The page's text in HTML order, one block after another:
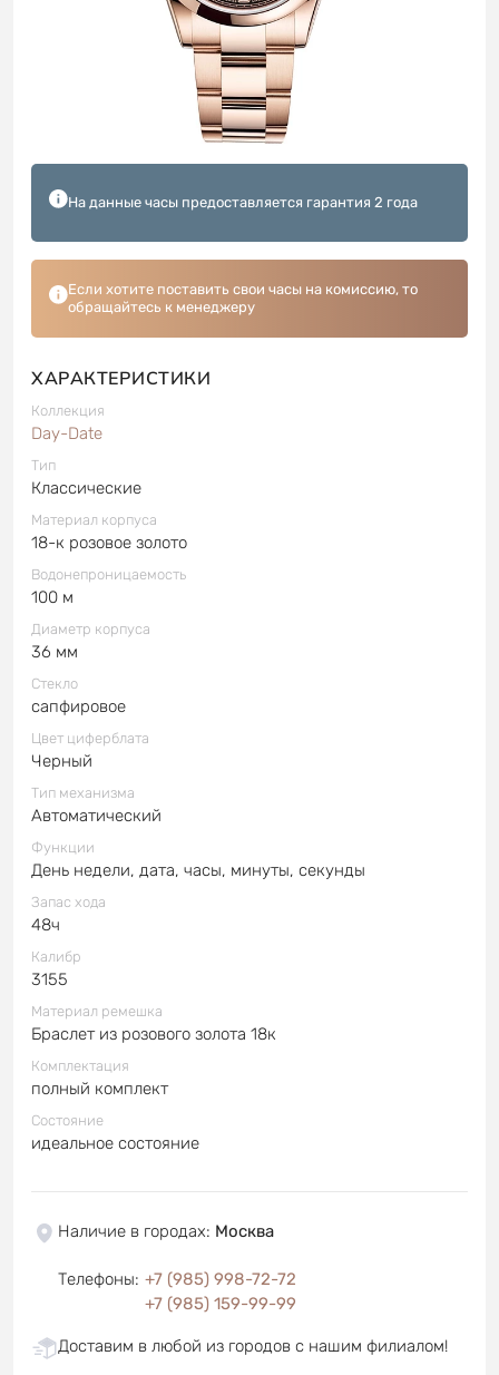
На данные часы предоставляется гарантия 2 года
Если хотите поставить свои часы на комиссию, то
обращайтесь к менеджеру
ХАРАКТЕРИСТИКИ
Коллекция
Day-Date
Тип
Классические
Материал корпуса
18-к розовое золото
Водонепроницаемость
100 м
Диаметр корпуса
36 мм
Стекло
сапфировое
Цвет циферблата
Черный
Тип механизма
Автоматический
Функции
День недели, дата, часы, минуты, секунды
Запас хода
48ч
Калибр
3155
Материал ремешка
Браслет из розового золота 18к
Комплектация
полный комплект
Состояние
идеальное состояние
Наличие в городах: Москва
Телефоны: +7 (985) 998-72-72
+7 (985) 159-99-99
Доставим в любой из городов с нашим филиалом!